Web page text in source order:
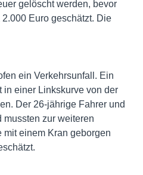
gelöscht werden, bevor
Euro geschätzt. Die
ein Verkehrsunfall. Ein
in einer Linkskurve von der
Der 26-jährige Fahrer und
zur weiteren
einem Kran geborgen